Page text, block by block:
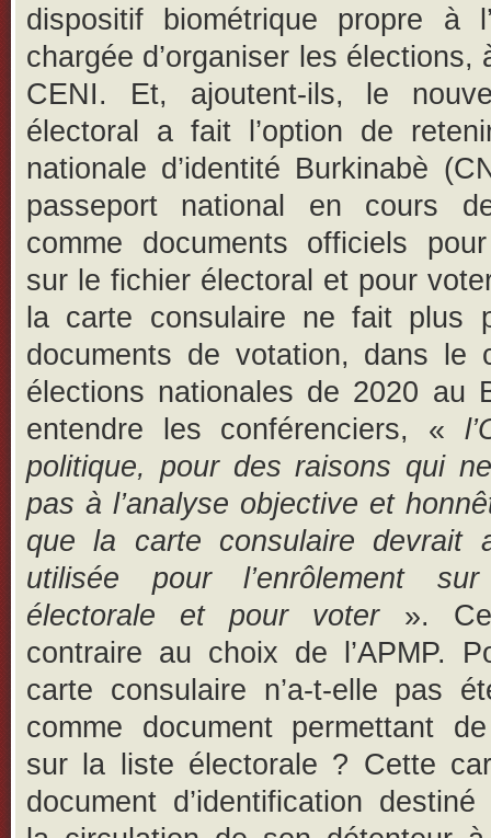
dispositif biométrique propre à
chargée d’organiser les élections,
CENI. Et, ajoutent-ils, le
électoral a fait l’option de
nationale d’identité Burkinabè
passeport national en cours
comme documents officiels pour
sur le fichier électoral et pour
la carte consulaire ne fait plus
documents de votation, dans le
élections nationales de 2020 au
entendre les conférenciers, «
politique, pour des raisons qui
pas à l’analyse objective et
que la carte consulaire devrait
utilisée pour l’enrôlement
électorale et pour voter ».
contraire au choix de l’APMP.
carte consulaire n’a-t-elle pas
comme document permettant de
sur la liste électorale ? Cette
document d’identification